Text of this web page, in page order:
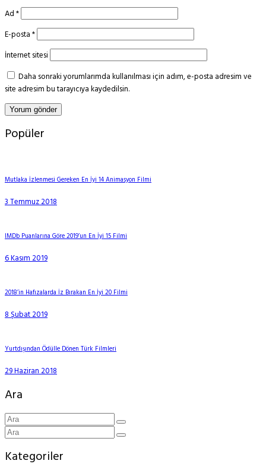
Ad*
E-posta*
İnternet sitesi
Daha sonraki yorumlarımda kullanılması için adım, e-posta adresim ve
site adresim bu tarayıcıya kaydedilsin.
Popüler
Mutlaka İzlenmesi Gereken En İyi 14 Animasyon Filmi
3 Temmuz 2018
IMDb Puanlarına Göre 2019’un En İyi 15 Filmi
6 Kasım 2019
2018’in Hafızalarda İz Bırakan En İyi 20 Filmi
8 Şubat 2019
Yurtdışından Ödülle Dönen Türk Filmleri
29 Haziran 2018
Ara
Kategoriler